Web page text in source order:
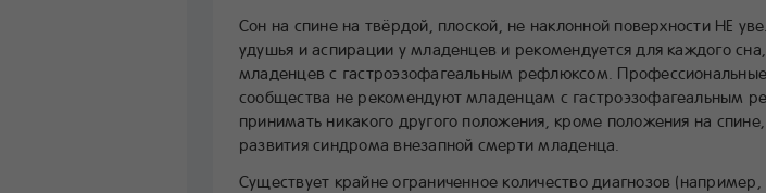
Сон на спине на твёрдой, плоской, не наклонной поверхности НЕ
удушья и аспирации у младенцев и рекомендуется для каждого
младенцев с гастроэзофагеальным рефлюксом.
сообщества не рекомендуют младенцам с гастроэзофагеальным
принимать никакого другого положения, кроме положения на
развития синдрома внезапной смерти младенца.
Существует крайне ограниченное количество диагнозов